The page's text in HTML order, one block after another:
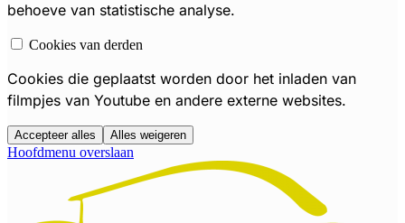
behoeve van statistische analyse.
Cookies van derden
Cookies die geplaatst worden door het inladen van
filmpjes van Youtube en andere externe websites.
Accepteer alles Alles weigeren
Hoofdmenu overslaan